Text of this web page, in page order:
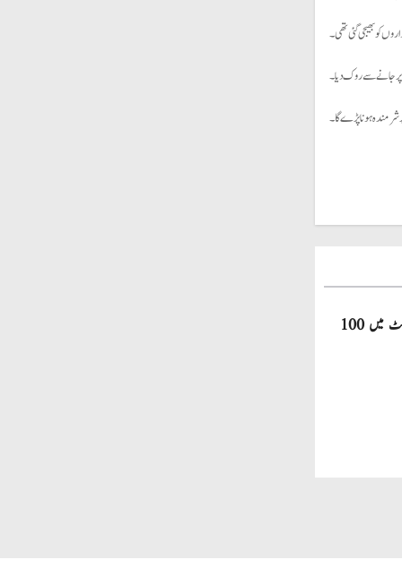
کو بھیجی گئی تھی۔
پر جانے سے روک دیا۔
شرمندہ ہونا پڑے گا۔
صاحبزادہ فرحان ایک سال میں ٹی ٹوئنٹی کرکٹ میں 100